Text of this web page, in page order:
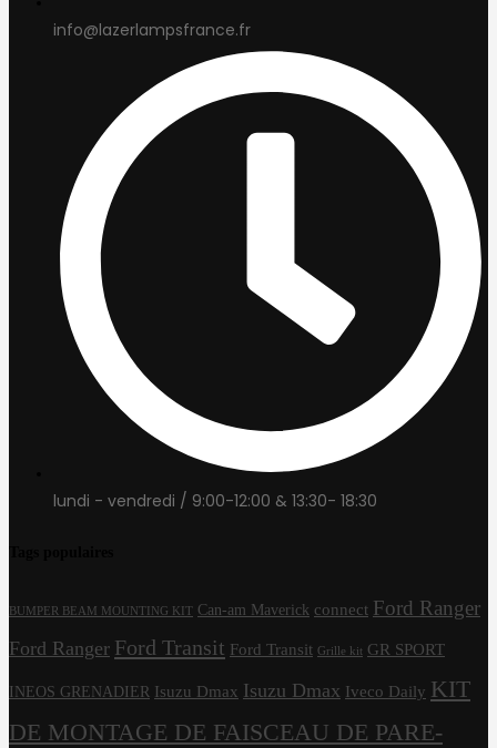
info@lazerlampsfrance.fr
lundi - vendredi / 9:00-12:00 & 13:30- 18:30
BUMPER BEAM MOUNTING KIT Can-am Maverick connect Ford Ranger
Ford Ranger Ford Transit Ford Transit Grille kit GR SPORT
INEOS GRENADIER Isuzu Dmax Isuzu Dmax Iveco Daily KIT
DE MONTAGE DE FAISCEAU DE PARE-